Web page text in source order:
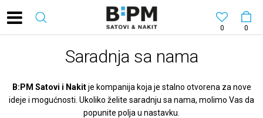
0
0
Saradnja sa nama
B:PM Satovi i Nakitje kompanija koja je stalno otvorena za nove
ideje i mogućnosti. Ukoliko želite saradnju sa nama, molimo Vas da
popunite polja u nastavku.